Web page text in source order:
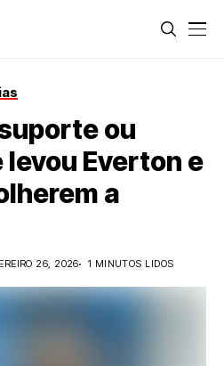
ou
levou Everton e
a
26, 2026
1 MINUTOS LIDOS